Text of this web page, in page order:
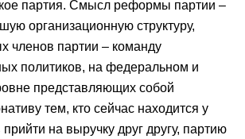
партия. Смысл реформы партии –
организационную структуру,
членов партии – команду
политиков, на федеральном и
представляющих собой
тем, кто сейчас находится у
прийти на выручку друг другу, партию